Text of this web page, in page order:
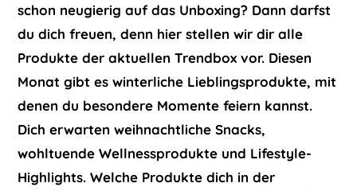
schon neugierig auf das Unboxing? Dann darfst
du dich freuen, denn hier stellen wir dir alle
Produkte der aktuellen Trendbox vor. Diesen
Monat gibt es winterliche Lieblingsprodukte, mit
denen du besondere Momente feiern kannst.
Dich erwarten weihnachtliche Snacks,
wohltuende Wellnessprodukte und Lifestyle-
Highlights. Welche Produkte dich in der